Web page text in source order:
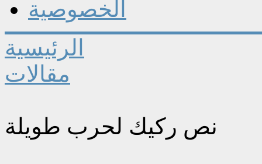
الخصوصية
الرئيسية
مقالات
نص ركيك لحرب طويلة